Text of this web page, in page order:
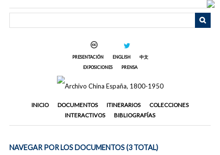
PRESENTACIÓN ENGLISH
中文
EXPOSICIONES
PRENSA
INICIO DOCUMENTOS ITINERARIOS
COLECCIONES
INTERACTIVOS
BIBLIOGRAFÍAS
NAVEGAR POR LOS DOCUMENTOS (3 TOTAL)